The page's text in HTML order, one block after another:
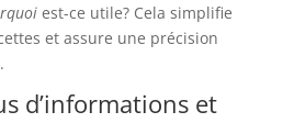
est-ce utile? Cela simplifie
et assure une précision
d’informations et